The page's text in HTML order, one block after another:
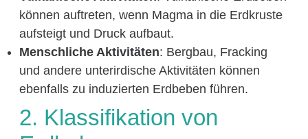
können auftreten, wenn Magma in die Erdkruste
aufsteigt und Druck aufbaut.
Menschliche Aktivitäten: Bergbau, Fracking
und andere unterirdische Aktivitäten können
ebenfalls zu induzierten Erdbeben führen.
2. Klassifikation von